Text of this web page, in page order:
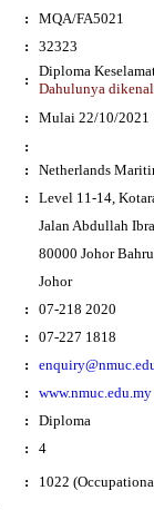
:
MQA/FA5021
:
32323
:
Diploma
Dahulunya
:
Mulai 22/10/2021
:
:
Netherlands
:
Level 11-14,
Jalan Abdullah
80000 Johor Bahru
Johor
:
07-218 2020
:
07-227 1818
:
:
www.nmuc.edu.my
:
Diploma
:
4
:
1022